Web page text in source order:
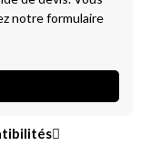
notre formulaire